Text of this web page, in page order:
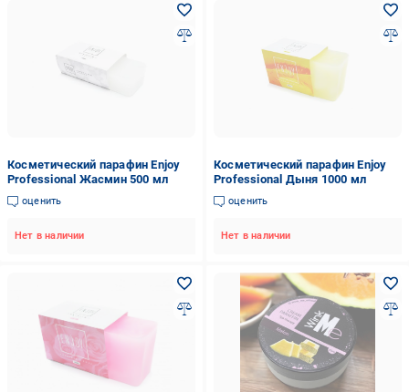
Косметический парафин Enjoy
Professional Жасмин 500 мл
оценить
Нет в наличии
Косметический парафин Enjoy
Professional Дыня 1000 мл
оценить
Нет в наличии